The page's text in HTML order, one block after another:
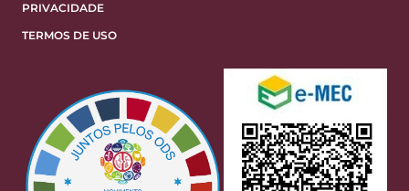
PRIVACIDADE
TERMOS DE USO